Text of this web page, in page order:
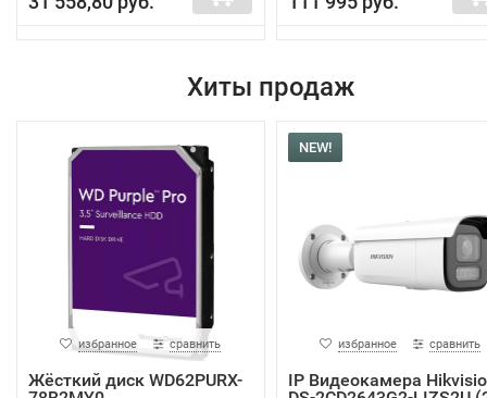
Хиты продаж
избранное сравнить
Жёсткий диск WD62PURX-
NEW!
избранное сравнить
IP Видеокамера